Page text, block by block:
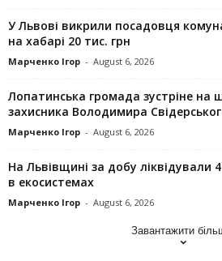
У Львові викрили посадовця
на хабарі 20 тис. грн
Марченко Ігор - August 6, 2026
Лопатинська громада зустріне на
захисника Володимира
Марченко Ігор - August 6, 2026
На Львівщині за добу ліквідували
в екосистемах
Марченко Ігор - August 6, 2026
Завантажити